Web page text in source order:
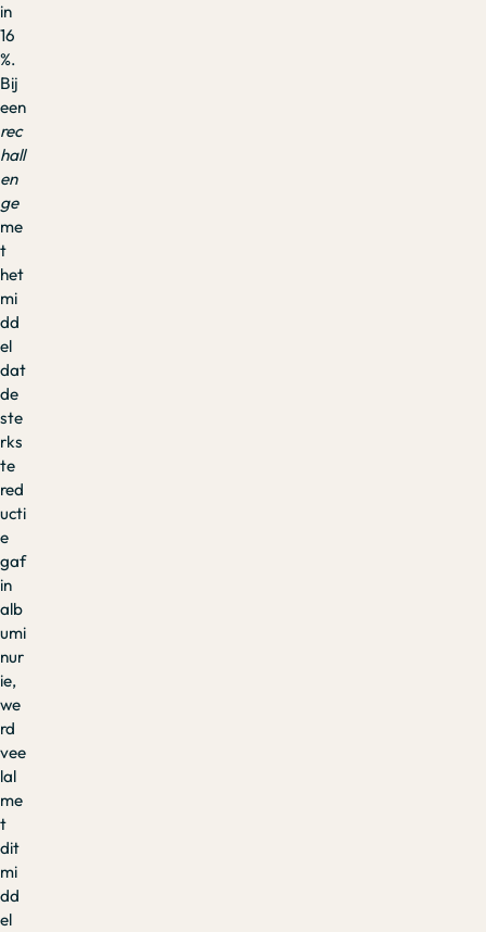
in
16
%.
Bij
een
rec
hall
en
ge
me
t
het
mi
dd
el
dat
de
ste
rks
te
red
ucti
e
gaf
in
alb
umi
nur
ie,
we
rd
vee
lal
me
t
dit
mi
dd
el